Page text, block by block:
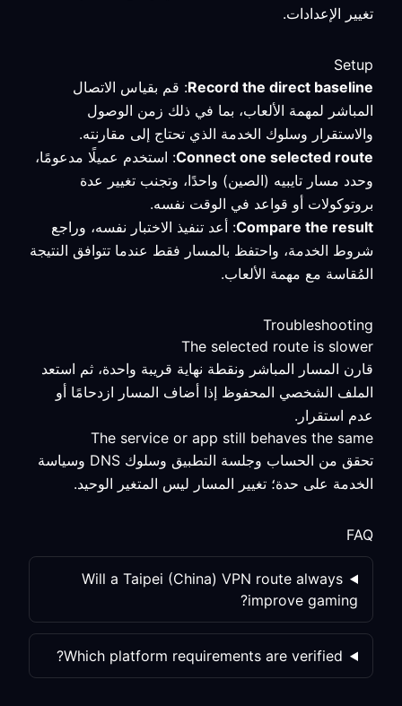
تغيير الإعدادات.
Setup
Record the direct baseline: قم بقياس الاتصال
المباشر لمهمة الألعاب، بما في ذلك زمن الوصول
والاستقرار وسلوك الخدمة الذي تحتاج إلى مقارنته.
Connect one selected route: استخدم عميلًا مدعومًا،
وحدد مسار تايبيه (الصين) واحدًا، وتجنب تغيير عدة
بروتوكولات أو قواعد في الوقت نفسه.
Compare the result: أعد تنفيذ الاختبار نفسه، وراجع
شروط الخدمة، واحتفظ بالمسار فقط عندما تتوافق النتيجة
المُقاسة مع مهمة الألعاب.
Troubleshooting
The selected route is slower
قارن المسار المباشر ونقطة نهاية قريبة واحدة، ثم استعد
الملف الشخصي المحفوظ إذا أضاف المسار ازدحامًا أو
عدم استقرار.
The service or app still behaves the same
تحقق من الحساب وجلسة التطبيق وسلوك DNS وسياسة
الخدمة على حدة؛ تغيير المسار ليس المتغير الوحيد.
FAQ
Will a Taipei (China) VPN route always
improve gaming?
Which platform requirements are verified?